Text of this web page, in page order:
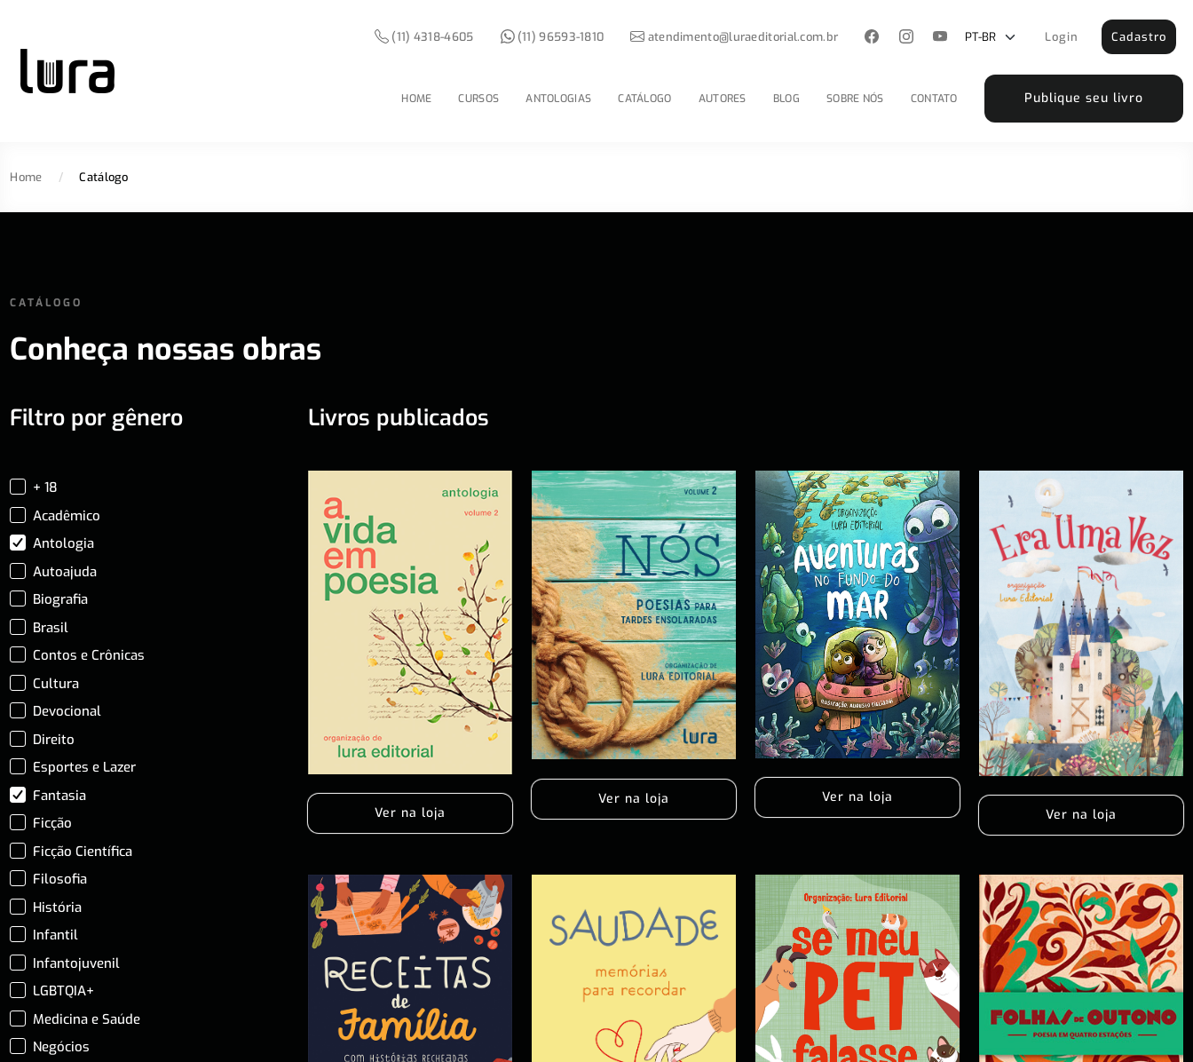
HOME CURSOS ANTOLOGIAS CATÁLOGO AUTORES BLOG SOBRE NÓS CONTATO Publique seu livro
(11) 4318-4605 (11) 96593-1810 atendimento@luraeditorial.com.br Login Cadastro
Home / Catálogo
CATÁLOGO
Conheça nossas obras
Filtro por gênero
+ 18
Acadêmico
Antologia
Autoajuda
Biografia
Brasil
Contos e Crônicas
Cultura
Devocional
Direito
Esportes e Lazer
Fantasia
Ficção
Ficção Científica
Filosofia
História
Infantil
Infantojuvenil
LGBTQIA+
Medicina e Saúde
Negócios
Livros publicados
Ver na loja
Ver na loja
Ver na loja
Ver na loja